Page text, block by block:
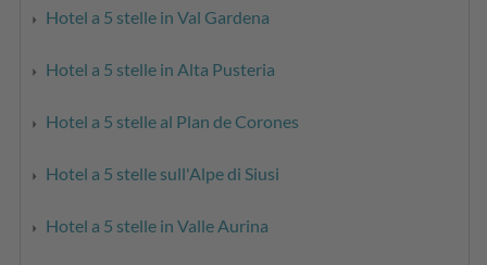
Hotel a 5 stelle in Val Gardena
Hotel a 5 stelle in Alta Pusteria
Hotel a 5 stelle al Plan de Corones
Hotel a 5 stelle sull'Alpe di Siusi
Hotel a 5 stelle in Valle Aurina